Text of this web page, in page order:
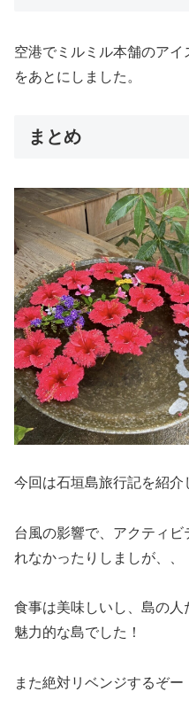
空港でミルミル本舗のア
をあとにしました。
まとめ
今回は石垣島旅行記を紹介
台風の影響で、アクティ
れなかったりしましが、、
食事は美味しいし、島の
魅力的な島でした！
また絶対リベンジするぞー